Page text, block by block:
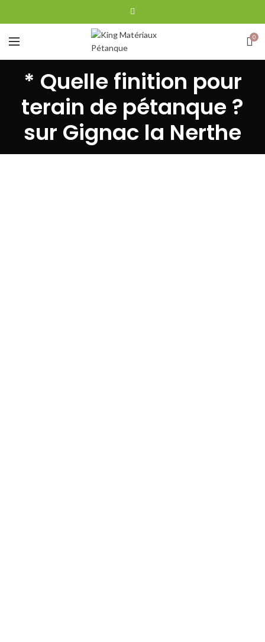
0
* Quelle finition pour
terain de pétanque ?
sur Gignac la Nerthe